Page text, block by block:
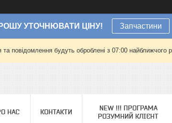
УТОЧНЮВАТИ ЦІНУ! Запчастини
повідомлення будуть оброблені з 07:00 найближчого
НАС КОНТАКТИ
NEW !!! ПРОГРАМА
РОЗУМНИЙ КЛІЄНТ